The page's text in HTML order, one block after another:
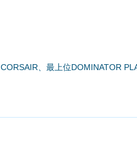
CORSAIR、最上位DOMINATOR